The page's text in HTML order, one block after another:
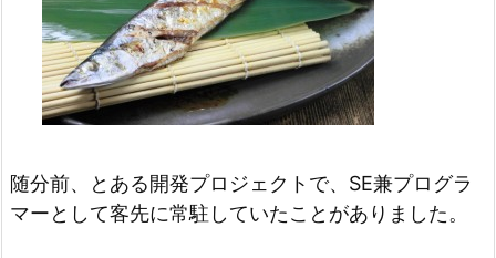
随分前、とある開発プロジェクトで、SE兼プログラ
マーとして客先に常駐していたことがありました。